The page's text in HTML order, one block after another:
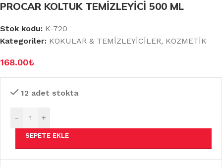
PROCAR KOLTUK TEMİZLEYİCİ 500 ML
Stok kodu: K-720
Kategoriler: KOKULAR & TEMİZLEYİCİLER, KOZMETİK
168.00₺
12 adet stokta
- +
SEPETE EKLE